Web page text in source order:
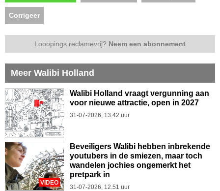
Corrigeer
Looopings reclamevrij? Neem een abonnement
Meer Walibi Holland
Walibi Holland vraagt vergunning aan
voor nieuwe attractie, open in 2027
31-07-2026, 13.42 uur
VIDEO
Beveiligers Walibi hebben inbrekende
youtubers in de smiezen, maar toch
wandelen jochies ongemerkt het
pretpark in
31-07-2026, 12.51 uur